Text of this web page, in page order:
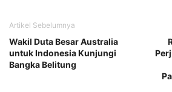
Artikel Sebelumnya
Wakil Duta Besar Australia
untuk Indonesia Kunjungi
Bangka Belitung